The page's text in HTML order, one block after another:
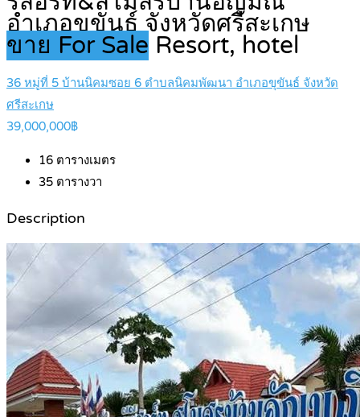
อำเภอขุขันธ์ จังหวัดศรีสะเกษ
ขาย For Sale Resort, hotel
36 หมู่ที่ 5 บ้านนิคมซอย 6 ตำบลนิคมพัฒนา อำเภอขุขันธ์ จังหวัด
ศรีสะเกษ
39,000,000฿
16 ตารางเมตร
35 ตารางวา
Description